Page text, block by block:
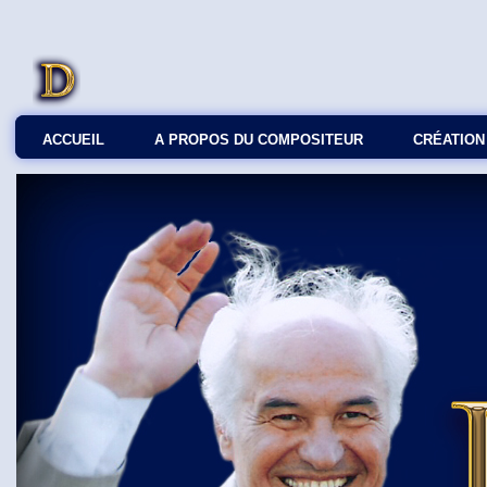
ACCUEIL A PROPOS DU COMPOSITEUR СRÉATION